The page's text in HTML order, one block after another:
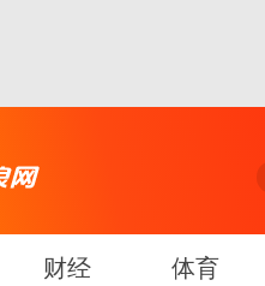
财经 体育